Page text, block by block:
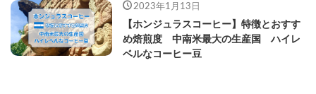
2023年1月13日
【ホンジュラスコーヒー】特徴とおすす
め焙煎度 中南米最大の生産国 ハイレ
ベルなコーヒー豆